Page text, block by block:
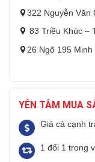
322 Nguyễn Văn
83 Triều Khúc –
26 Ngõ 195
YÊN TÂM MUA
Giá cả cạnh
1 đổi 1 trong